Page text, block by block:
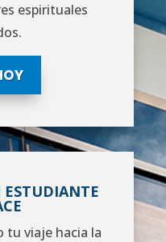
espirituales
ESTUDIANTE
tu viaje hacia la